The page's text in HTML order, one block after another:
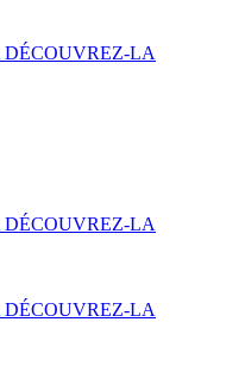
DÉCOUVREZ-LA
DÉCOUVREZ-LA
DÉCOUVREZ-LA